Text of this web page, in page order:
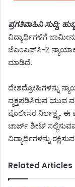
ಪ್ರಗತಿವಾಹಿನಿ ಸುದ್ದಿ;
ವಿದ್ಯಾರ್ಥಿಗಳಿಗೆ
ಜೆಎಂಎಫ್‍ಸಿ-2
ಮಾಡಿದೆ.
ದೇಶದ್ರೋಹಿಗಳನ್ನು
ವ್ಯಕ್ತಪಡಿಸಿರುವ ಯುವ
ಪೊಲೀಸರ ನಿರ್ಲಕ್ಷ್ಯ.
ಚಾರ್ಜ್ ಶೀಟ್
ವಿದ್ಯಾರ್ಥಿಗಳನ್ನು
Related Articles